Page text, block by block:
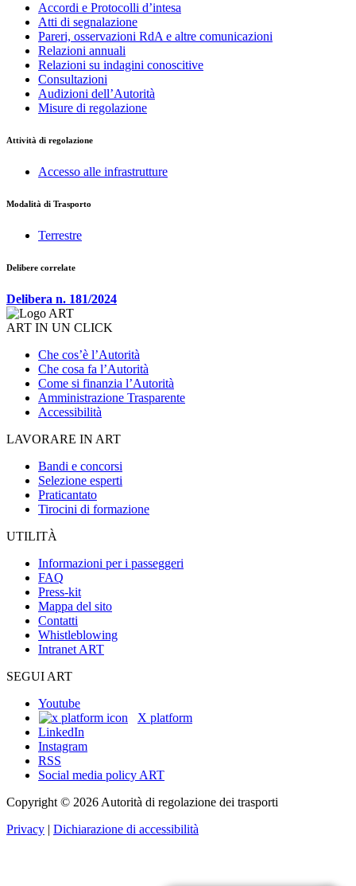
Accordi e Protocolli d’intesa
Atti di segnalazione
Pareri, osservazioni RdA e altre comunicazioni
Relazioni annuali
Relazioni su indagini conoscitive
Consultazioni
Audizioni dell’Autorità
Misure di regolazione
Attività di regolazione
Accesso alle infrastrutture
Modalità di Trasporto
Terrestre
Delibere correlate
Delibera n. 181/2024
ART IN UN CLICK
Che cos’è l’Autorità
Che cosa fa l’Autorità
Come si finanzia l’Autorità
Amministrazione Trasparente
Accessibilità
LAVORARE IN ART
Bandi e concorsi
Selezione esperti
Praticantato
Tirocini di formazione
UTILITÀ
Informazioni per i passeggeri
FAQ
Press-kit
Mappa del sito
Contatti
Whistleblowing
Intranet ART
SEGUI ART
Youtube
X platform
LinkedIn
Instagram
RSS
Social media policy ART
Copyright © 2026 Autorità di regolazione dei trasporti
Privacy | Dichiarazione di accessibilità